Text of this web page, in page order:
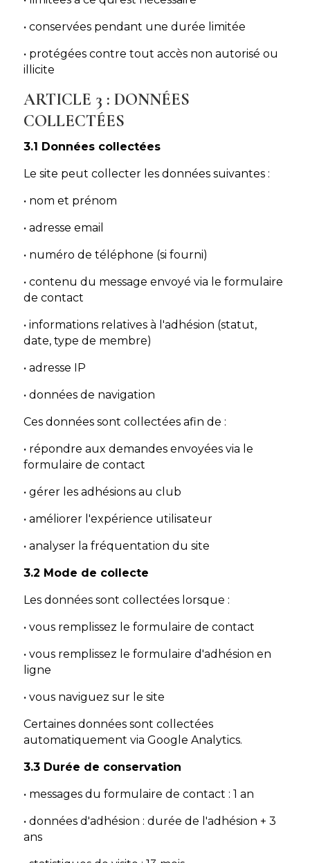
• conservées pendant une durée limitée
• protégées contre tout accès non autorisé ou
illicite
ARTICLE 3 : DONNÉES
COLLECTÉES
3.1 Données collectées
Le site peut collecter les données suivantes :
• nom et prénom
• adresse email
• numéro de téléphone (si fourni)
• contenu du message envoyé via le formulaire
de contact
• informations relatives à l'adhésion (statut,
date, type de membre)
• adresse IP
• données de navigation
Ces données sont collectées afin de :
• répondre aux demandes envoyées via le
formulaire de contact
• gérer les adhésions au club
• améliorer l'expérience utilisateur
• analyser la fréquentation du site
3.2 Mode de collecte
Les données sont collectées lorsque :
• vous remplissez le formulaire de contact
• vous remplissez le formulaire d'adhésion en
ligne
• vous naviguez sur le site
Certaines données sont collectées
automatiquement via Google Analytics.
3.3 Durée de conservation
• messages du formulaire de contact : 1 an
• données d'adhésion : durée de l'adhésion + 3
ans